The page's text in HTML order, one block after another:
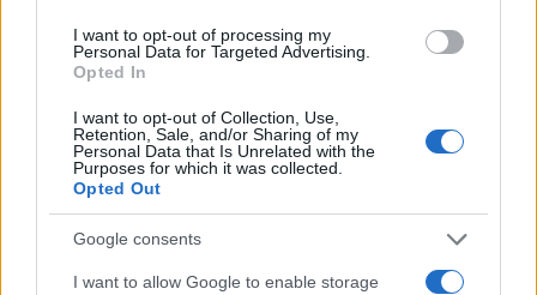
I want to opt-out of processing my
Personal Data for Targeted Advertising.
Opted In
I want to opt-out of Collection, Use,
Retention, Sale, and/or Sharing of my
Personal Data that Is Unrelated with the
Purposes for which it was collected.
Opted Out
Google consents
I want to allow Google to enable storage
Τρομερό: Ο Κέιν δεν μπορούσε να κάνει δηλώσεις
γιατί έκλεισε η φωνή του από τους
πανηγυρισμούς
Η Αγγλία πήρε την επική πρόκριση κόντρα στο Μεξικό με τον
Χάρι Κέιν να μας χαρίζει ΄΄ένα ωραίο στιγμιότυπο.
06.07.2026 09:23
Ομάδα
Flash.gr